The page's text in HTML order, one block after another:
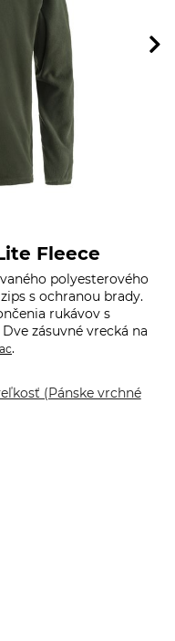
Fleece
polyesterového
s ochranou brady.
rukávov s
zásuvné vrecká na
.
(Pánske vrchné